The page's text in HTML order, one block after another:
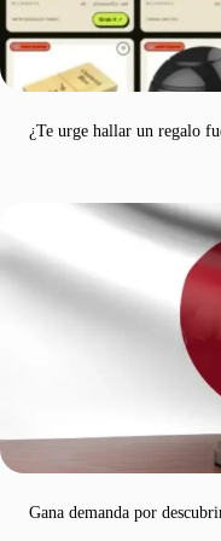
¿Te urge hallar un regalo
Gana demanda por